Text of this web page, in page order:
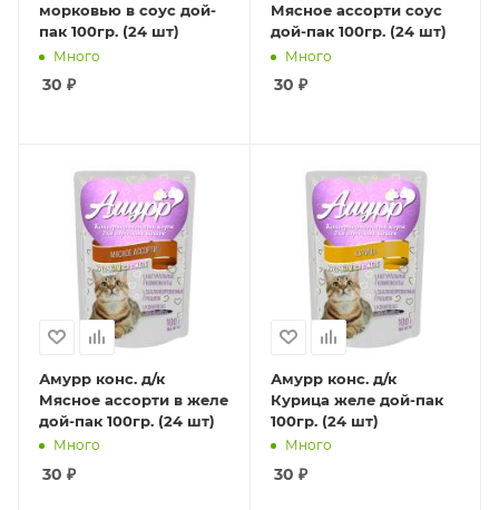
морковью в соус дой-
пак 100гр. (24 шт)
Много
30 ₽
Мясное ассорти соус
дой-пак 100гр. (24 шт)
Много
30 ₽
Амурр конс. д/к
Мясное ассорти в желе
дой-пак 100гр. (24 шт)
Много
30 ₽
Амурр конс. д/к
Курица желе дой-пак
100гр. (24 шт)
Много
30 ₽